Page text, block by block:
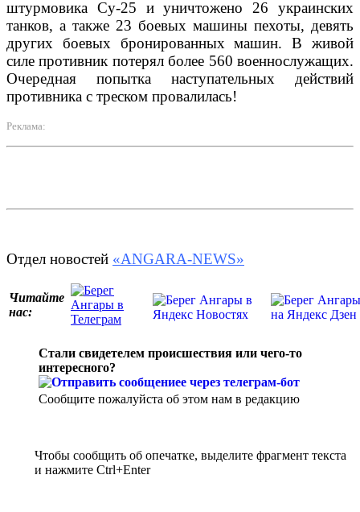
штурмовика Су-25 и уничтожено 26 украинских
танков, а также 23 боевых машины пехоты, девять
других боевых бронированных машин. В живой
силе противник потерял более 560 военнослужащих.
Очередная попытка наступательных действий
противника с треском провалилась!
Реклама:
Отдел новостей «ANGARA-NEWS»
Читайте
нас:
Стали свидетелем происшествия или чего-то
интересного?
Сообщите пожалуйста об этом нам в редакцию
Чтобы сообщить об опечатке, выделите фрагмент текста
и нажмите Ctrl+Enter